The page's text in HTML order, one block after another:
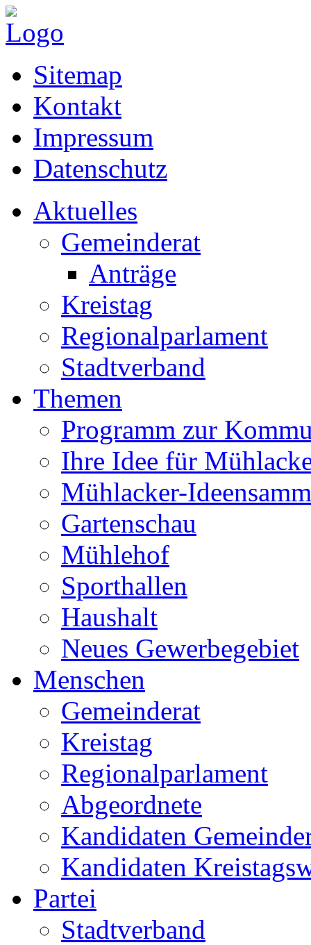
Sitemap
Kontakt
Impressum
Datenschutz
Aktuelles
Gemeinderat
Anträge
Kreistag
Regionalparlament
Stadtverband
Themen
Programm zur
Ihre Idee für
Mühlacker-
Gartenschau
Mühlehof
Sporthallen
Haushalt
Neues Gewerbegebiet
Menschen
Gemeinderat
Kreistag
Regionalparlament
Abgeordnete
Kandidaten
Kandidaten
Partei
Stadtverband